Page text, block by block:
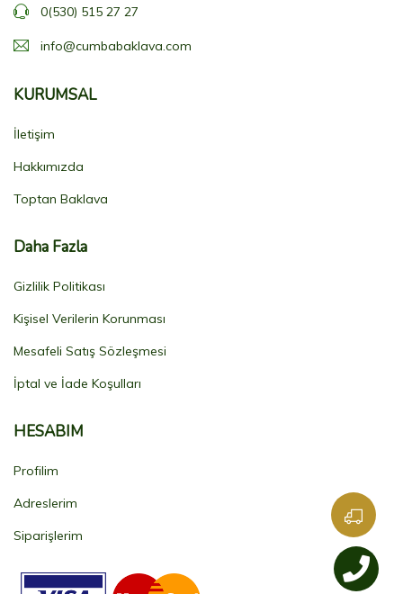
0(530) 515 27 27
info@cumbabaklava.com
KURUMSAL
İletişim
Hakkımızda
Toptan Baklava
Daha Fazla
Gizlilik Politikası
Kişisel Verilerin Korunması
Mesafeli Satış Sözleşmesi
İptal ve İade Koşulları
HESABIM
Profilim
Adreslerim
Siparişlerim